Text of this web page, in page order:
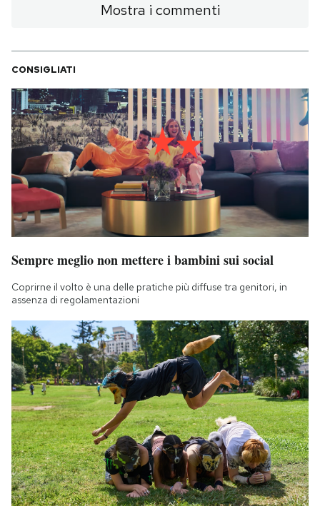
Mostra i commenti
CONSIGLIATI
Sempre meglio non mettere i bambini sui social
Coprirne il volto è una delle pratiche più diffuse tra genitori, in
assenza di regolamentazioni